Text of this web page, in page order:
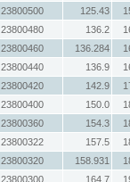
23800500 125.43
23800480 136.2
23800460 136.284
23800440 136.9
23800420 142.9
23800400 150.0
23800360 154.3
23800322 157.5
23800320 158.931
23800300 164.7